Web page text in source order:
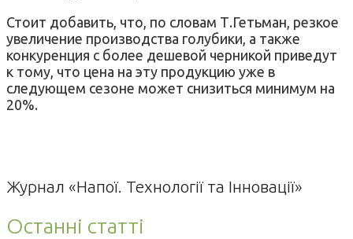
Стоит добавить, что, по словам Т.Гетьман, резкое
увеличение производства голубики, а также
конкуренция с более дешевой черникой приведут
к тому, что цена на эту продукцию уже в
следующем сезоне может снизиться минимум на
20%.
Журнал «Напої. Технології та Інновації»
Останні статті